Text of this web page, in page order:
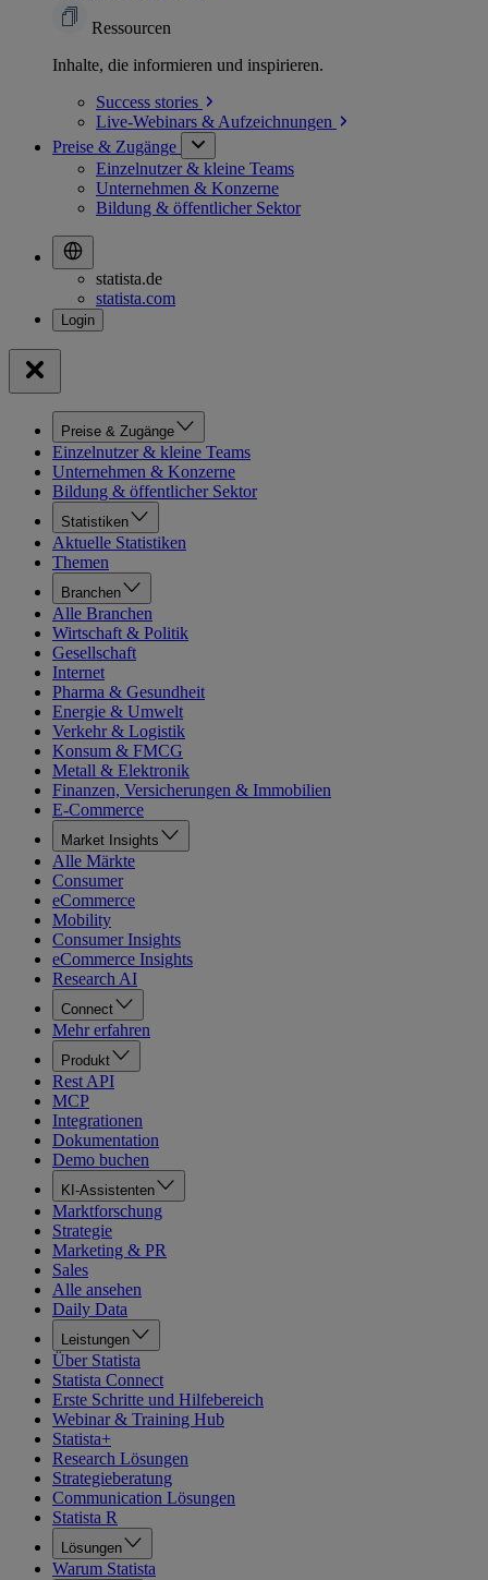
Ressourcen
Inhalte, die informieren und inspirieren.
Success stories
Live-Webinars & Aufzeichnungen
Preise & Zugänge
Einzelnutzer & kleine Teams
Unternehmen & Konzerne
Bildung & öffentlicher Sektor
statista.de
statista.com
Preise & Zugänge
Einzelnutzer & kleine Teams
Unternehmen & Konzerne
Bildung & öffentlicher Sektor
Statistiken
Aktuelle Statistiken
Themen
Branchen
Alle Branchen
Wirtschaft & Politik
Gesellschaft
Internet
Pharma & Gesundheit
Energie & Umwelt
Verkehr & Logistik
Konsum & FMCG
Metall & Elektronik
Finanzen, Versicherungen & Immobilien
E-Commerce
Market Insights
Alle Märkte
Consumer
eCommerce
Mobility
Consumer Insights
eCommerce Insights
Research AI
Connect
Mehr erfahren
Produkt
Rest API
MCP
Integrationen
Dokumentation
Demo buchen
KI-Assistenten
Marktforschung
Strategie
Marketing & PR
Sales
Alle ansehen
Daily Data
Leistungen
Über Statista
Statista Connect
Erste Schritte und Hilfebereich
Webinar & Training Hub
Statista+
Research Lösungen
Strategieberatung
Communication Lösungen
Statista R
Lösungen
Warum Statista